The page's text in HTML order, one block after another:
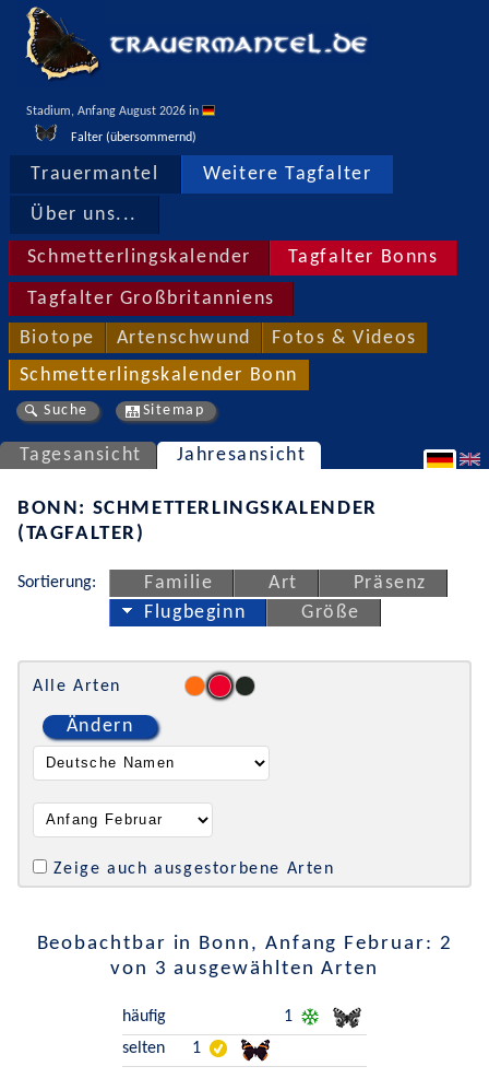
Stadium, Anfang August 2026 in
Falter (übersommernd)
Trauermantel Weitere Tagfalter
Über uns...
Schmetterlingskalender Tagfalter Bonns
Tagfalter Großbritanniens
Biotope Artenschwund Fotos & Videos
Schmetterlingskalender Bonn
Suche Sitemap
Tagesansicht Jahresansicht
BONN: SCHMETTERLINGSKALENDER
(TAGFALTER)
Sortierung: Familie Art
Präsenz
Flugbeginn
Größe
Alle Arten
Ändern
Zeige auch ausgestorbene Arten
Beobachtbar in Bonn, Anfang Februar: 2
von 3 ausgewählten Arten
häufig
1
selten
1